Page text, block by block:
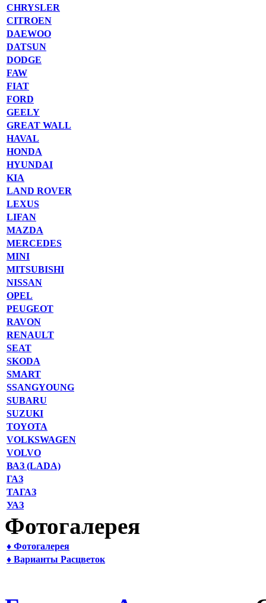
CHRYSLER
CITROEN
DAEWOO
DATSUN
DODGE
FAW
FIAT
FORD
GEELY
GREAT WALL
HAVAL
HONDA
HYUNDAI
KIA
LAND ROVER
LEXUS
LIFAN
MAZDA
MERCEDES
MINI
MITSUBISHI
NISSAN
OPEL
PEUGEOT
RAVON
RENAULT
SEAT
SKODA
SMART
SSANGYOUNG
SUBARU
SUZUKI
TOYOTA
VOLKSWAGEN
VOLVO
ВАЗ (LADA)
ГАЗ
ТАГАЗ
УАЗ
Фотогалерея
♦ Фотогалерея
♦ Варианты Расцветок